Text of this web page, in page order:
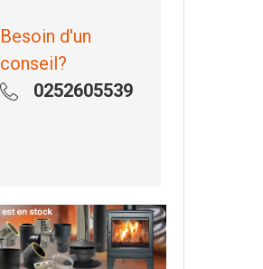
Besoin d'un
conseil?
0252605539